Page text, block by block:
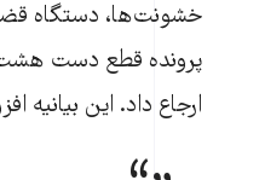
پرونده قطع دست هشت
ارجاع داد. این بیانیه